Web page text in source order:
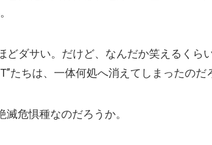
ダサい。だけど、なんだか笑えるくら
たちは、一体何処へ消えてしまったのだ
滅危惧種なのだろうか。